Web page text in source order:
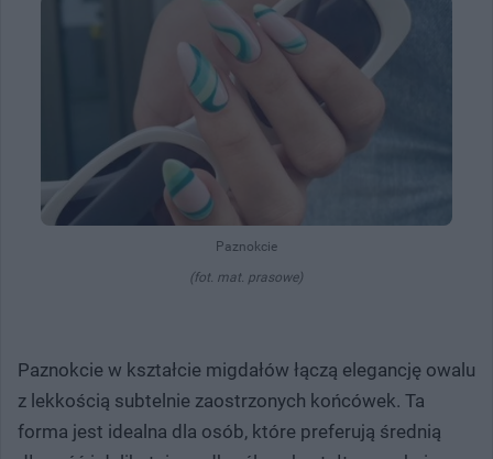
Paznokcie
(fot. mat. prasowe)
Paznokcie w kształcie migdałów łączą elegancję owalu
z lekkością subtelnie zaostrzonych końcówek. Ta
forma jest idealna dla osób, które preferują średnią